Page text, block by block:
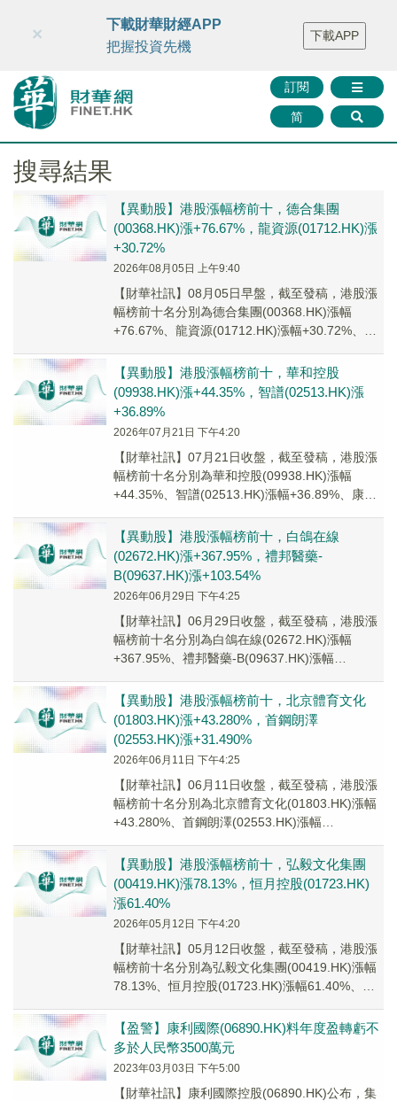
財華智庫網 FINTV FINMETA 財華證券 媒體矩陣
智庫沙龍
聯絡我們
訂閱
简
×
下載財華財經APP
把握投資先機
下載APP
搜尋結果
【異動股】港股漲幅榜前十，德合集團
(00368.HK)漲+76.67%，龍資源(01712.HK)漲
+30.72%
2026年08月05日 上午9:40
【財華社訊】08月05日早盤，截至發稿，港股漲
幅榜前十名分別為德合集團(00368.HK)漲幅
+76.67%、龍資源(01712.HK)漲幅+30.72%、豐
【異動股】港股漲幅榜前十，華和控股
(09938.HK)漲+44.35%，智譜(02513.HK)漲
+36.89%
2026年07月21日 下午4:20
【財華社訊】07月21日收盤，截至發稿，港股漲
幅榜前十名分別為華和控股(09938.HK)漲幅
+44.35%、智譜(02513.HK)漲幅+36.89%、康利
【異動股】港股漲幅榜前十，白鴿在線
(02672.HK)漲+367.95%，禮邦醫藥-
B(09637.HK)漲+103.54%
2026年06月29日 下午4:25
【財華社訊】06月29日收盤，截至發稿，港股漲
幅榜前十名分別為白鴿在線(02672.HK)漲幅
+367.95%、禮邦醫藥-B(09637.HK)漲幅
【異動股】港股漲幅榜前十，北京體育文化
(01803.HK)漲+43.280%，首鋼朗澤
(02553.HK)漲+31.490%
2026年06月11日 下午4:25
【財華社訊】06月11日收盤，截至發稿，港股漲
幅榜前十名分別為北京體育文化(01803.HK)漲幅
+43.280%、首鋼朗澤(02553.HK)漲幅
【異動股】港股漲幅榜前十，弘毅文化集團
(00419.HK)漲78.13%，恒月控股(01723.HK)
漲61.40%
2026年05月12日 下午4:20
【財華社訊】05月12日收盤，截至發稿，港股漲
幅榜前十名分別為弘毅文化集團(00419.HK)漲幅
78.13%、恒月控股(01723.HK)漲幅61.40%、玮
【盈警】康利國際(06890.HK)料年度盈轉虧不
多於人民幣3500萬元
2023年03月03日 下午5:00
【財華社訊】康利國際控股(06890.HK)公布，集